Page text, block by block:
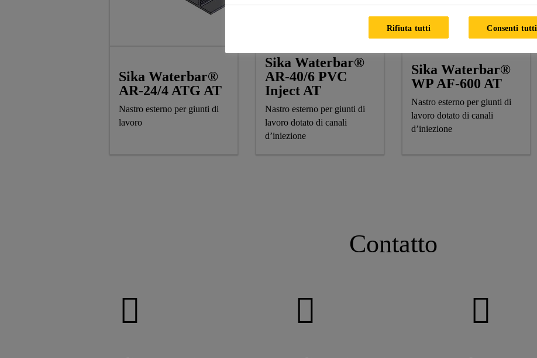
Sika Waterbar®
AR-24/4 ATG AT
Nastro esterno per giunti di
lavoro
Sika Waterbar®
AR-40/6 PVC
Inject AT
Nastro esterno per giunti di
lavoro dotato di canali
d’iniezione
Sika Waterbar®
WP AF-600 AT
Nastro esterno per giunti di
lavoro dotato di canali
d’iniezione
Contatto
Rifiuta tutti Consenti tutti